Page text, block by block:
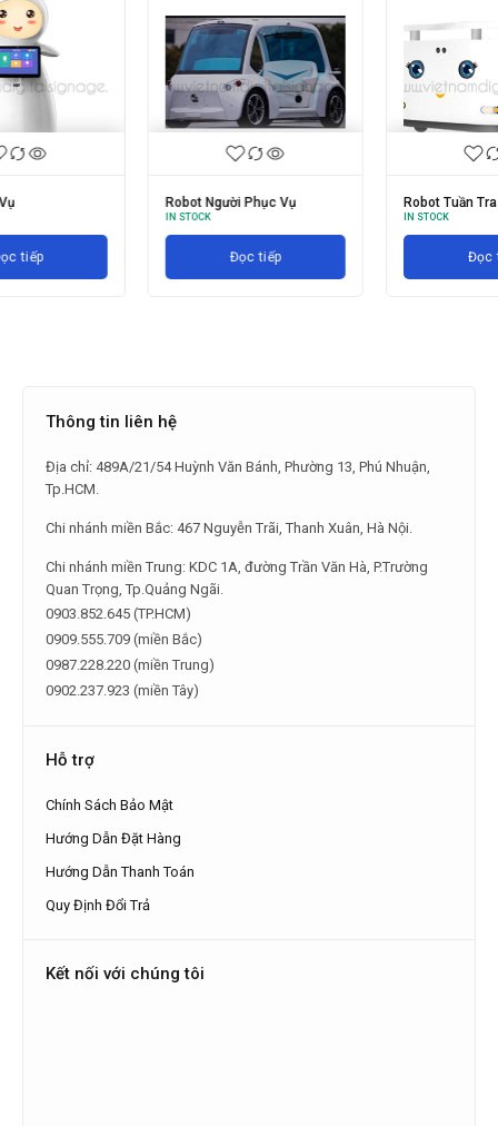
Robot Người Phục Vụ Robot Tuần Tra
Thông tin liên hệ
Địa chỉ: 489A/21/54 Huỳnh Văn Bánh, Phường 13, Phú Nhuận,
Tp.HCM.
Chi nhánh miền Bắc: 467 Nguyễn Trãi, Thanh Xuân, Hà Nội.
Chi nhánh miền Trung: KDC 1A, đường Trần Văn Hà, P.Trường
Quan Trọng, Tp.Quảng Ngãi.
0903.852.645 (TP.HCM)
0909.555.709 (miền Bắc)
0987.228.220 (miền Trung)
0902.237.923 (miền Tây)
Hỗ trợ
Chính Sách Bảo Mật
Hướng Dẫn Đặt Hàng
Hướng Dẫn Thanh Toán
Quy Định Đổi Trả
Kết nối với chúng tôi